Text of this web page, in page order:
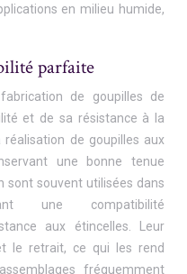
en milieu humide,
parfaite
de goupilles de
et de sa résistance à la
de goupilles aux
une bonne tenue
sont souvent utilisées dans
une compatibilité
aux étincelles. Leur
le retrait, ce qui les rend
fréquemment